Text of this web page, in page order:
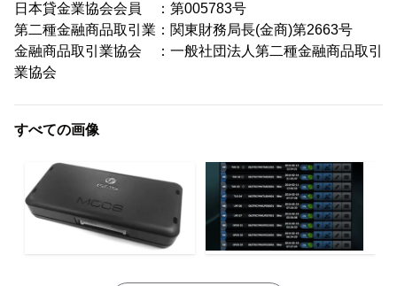
日本貸金業協会会員 ：第005783号
第二種金融商品取引業：関東財務局長(金商)第2663号
金融商品取引業協会 ：一般社団法人第二種金融商品取引
業協会
すべての画像